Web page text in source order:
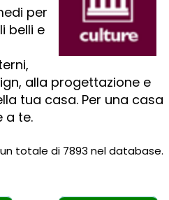
per
belli e
alla progettazione e
tua casa. Per una casa
a te.
totale di 7893 nel database.